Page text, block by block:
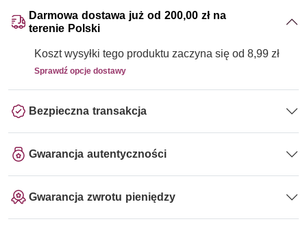
Darmowa dostawa już od 200,00 zł na
terenie Polski
Koszt wysyłki tego produktu zaczyna się od 8,99 zł
Sprawdź opcje dostawy
Bezpieczna transakcja
Gwarancja autentyczności
Gwarancja zwrotu pieniędzy